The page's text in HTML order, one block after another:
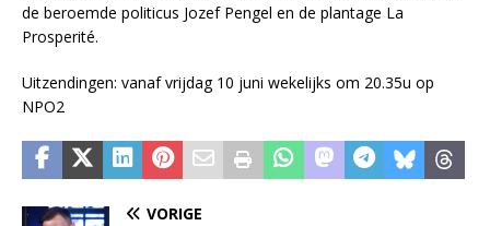
de beroemde politicus Jozef Pengel en de plantage La
Prosperité.
Uitzendingen: vanaf vrijdag 10 juni wekelijks om 20.35u op
NPO2
VORIGE